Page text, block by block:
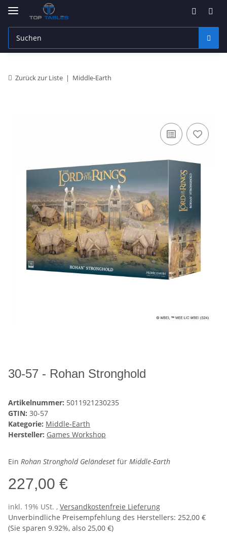
Zurück zur Liste Middle-Earth
30-57 - Rohan Stronghold
Artikelnummer: 5011921230235
GTIN: 30-57
Kategorie: Middle-Earth
Hersteller: Games Workshop
Ein Rohan Stronghold Geländeset für Middle-Earth
227,00 €
inkl. 19% USt. , Versandkostenfreie Lieferung
Unverbindliche Preisempfehlung des Herstellers: 252,00 €
(Sie sparen 9.92%, also 25,00 €)